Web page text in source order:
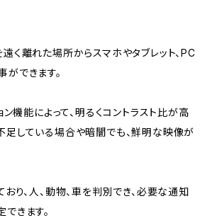
く離れた場所からスマホやタブレット、PC
ができます。
ン機能によって、明るくコントラスト比が高
足している場合や暗闇でも、鮮明な映像が
り、人、動物、車を判別でき、必要な通知
きます。